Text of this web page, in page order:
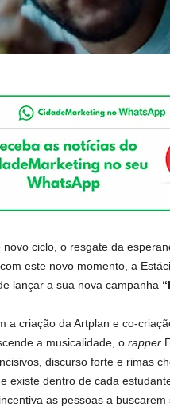
ciclo, o resgate da
este novo momento, a
lançar a sua nova campanha
a criação da Artplan e co-
a musicalidade, o rapper
discurso forte e rimas
existe dentro de cada
as pessoas a